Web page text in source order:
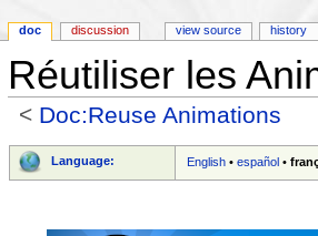
Réutiliser les
< Doc:Reuse Animations
Language: English •español •
doc discussion view source history